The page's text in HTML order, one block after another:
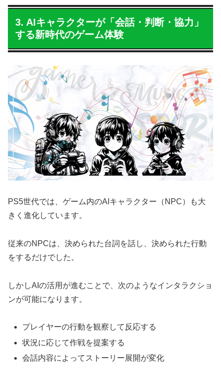
3. AIキャラクターが「会話・判断・協力」
する新時代のゲーム体験
PS5世代では、ゲーム内のAIキャラクター（NPC）も大
きく進化しています。
従来のNPCは、決められた台詞を話し、決められた行動
をするだけでした。
しかしAIの活用が進むことで、次のようなインタラクショ
ンが可能になります。
プレイヤーの行動を観察して反応する
状況に応じて作戦を提案する
会話内容によってストーリー展開が変化